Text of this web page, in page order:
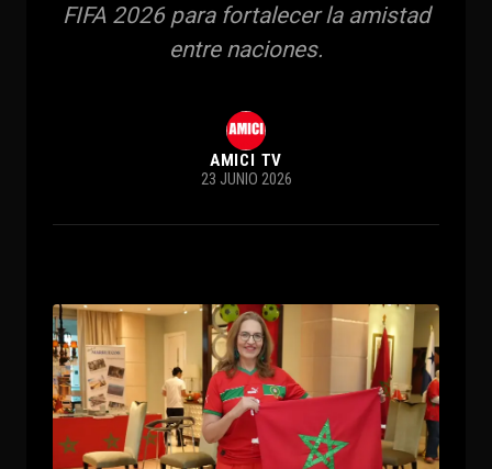
FIFA 2026 para fortalecer la amistad
entre naciones.
AMICI TV
23 JUNIO 2026